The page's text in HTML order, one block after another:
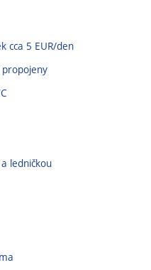
cca 5 EUR/den
propojeny
ledničkou